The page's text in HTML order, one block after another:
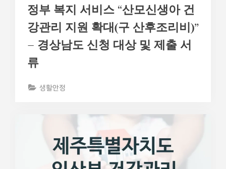
정부 복지 서비스 “산모신생아 건
강관리 지원 확대(구 산후조리비)”
– 경상남도 신청 대상 및 제출 서
류
생활안정